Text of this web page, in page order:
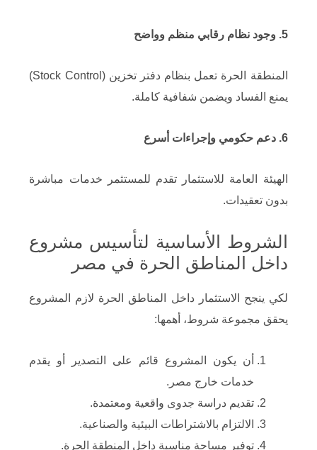
5. وجود نظام رقابي منظم وواضح
المنطقة الحرة تعمل بنظام دفتر تخزين (Stock Control)
يمنع الفساد ويضمن شفافية كاملة.
6. دعم حكومي وإجراءات أسرع
الهيئة العامة للاستثمار تقدم للمستثمر خدمات مباشرة
بدون تعقيدات.
الشروط الأساسية لتأسيس مشروع
داخل المناطق الحرة في مصر
لكي ينجح الاستثمار داخل المناطق الحرة لازم المشروع
يحقق مجموعة شروط، أهمها:
أن يكون المشروع قائم على التصدير أو يقدم
خدمات خارج مصر.
تقديم دراسة جدوى واقعية ومعتمدة.
الالتزام بالاشتراطات البيئية والصناعية.
توفير مساحة مناسبة داخل المنطقة الحرة.